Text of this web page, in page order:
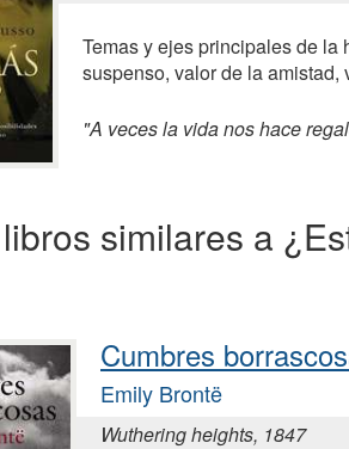
Temas y ejes principales de la
suspenso, valor de la
"A veces la vida nos hace
similares a
Cumbres
Emily Brontë
Wuthering heights, 1847